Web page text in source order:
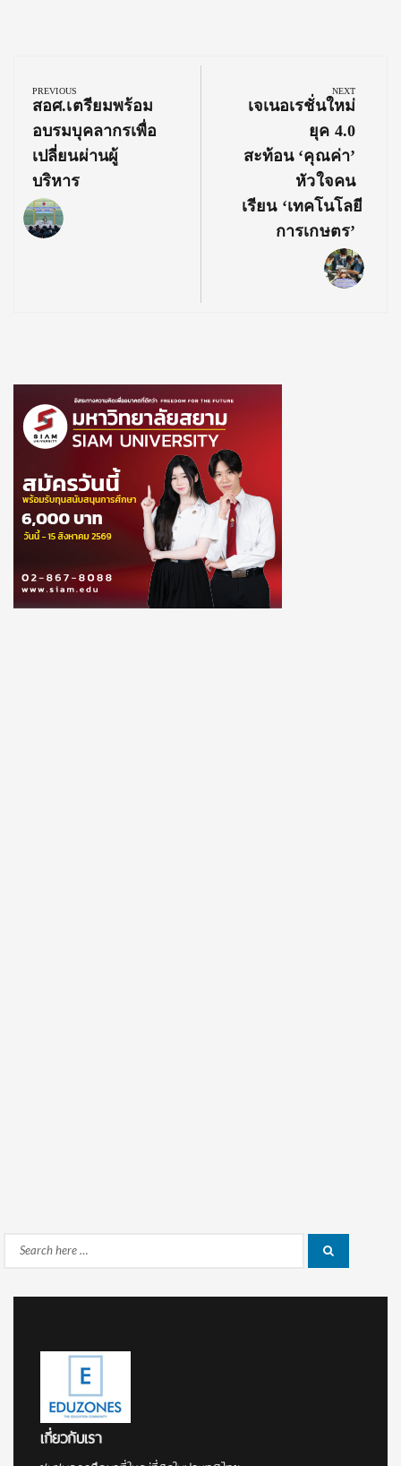
navigation
PREVIOUS
Previous
Post:
สอศ.เตรียมพร้อม
อบรมบุคลากรเพื่อ
เปลี่ยนผ่านผู้
บริหาร
NEXT
Next
เจเนอเรชั่นใหม่
ยุค 4.0
สะท้อน ‘คุณค่า’
หัวใจคน
เรียน ‘เทคโนโลยี
การเกษตร’
Search
เกี่ยวกับเรา